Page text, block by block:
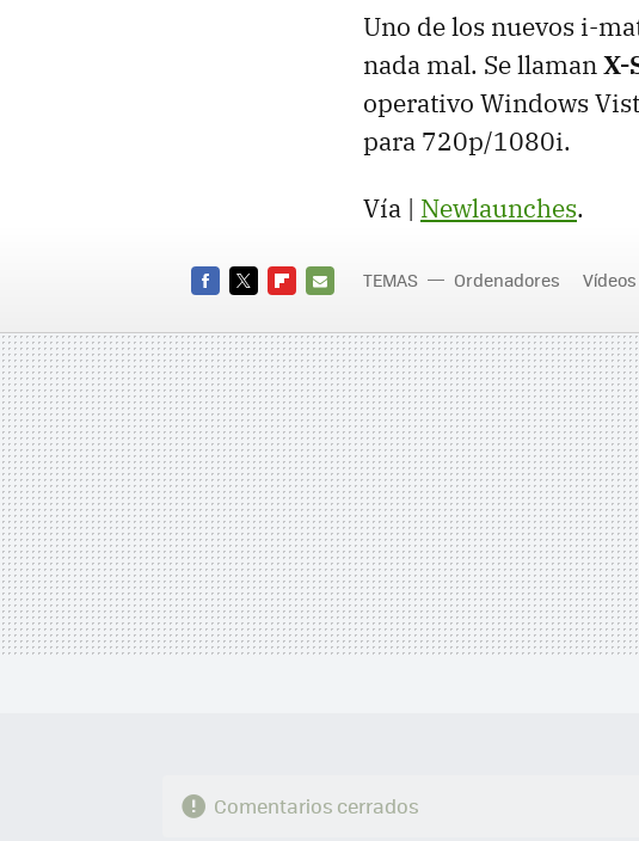
Uno de los nuevos i-
nada mal. Se llamanX-
operativo Windows
para 720p/1080i.
Vía | Newlaunches.
MAIL
TEMAS Ordenadores Vídeos
Comentarios cerrados